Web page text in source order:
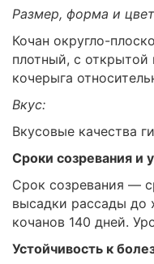
Размер, форма и
Кочан округло-
плотный, с открытой
кочерыга
Вкус:
Вкусовые качества
Сроки созревания и
Срок созревания —
высадки рассады до
кочанов 140 дней.
Устойчивость к